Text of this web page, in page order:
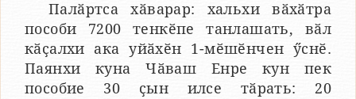
Палӑртса хӑварар: хальхи вӑхӑтра
пособи 7200 тенкӗпе танлашать, вӑл
кӑҫалхи ака уйӑхӗн 1-мӗшӗнчен ӳснӗ.
Паянхи куна Чӑваш Енре кун пек
пособие 30 ҫын илсе тӑрать: 20